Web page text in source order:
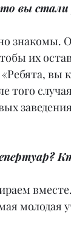
вы
знакомы.
их
«Ребята,
того
молодая